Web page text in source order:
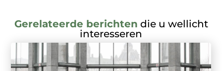
Gerelateerde berichten die u wellicht
interesseren